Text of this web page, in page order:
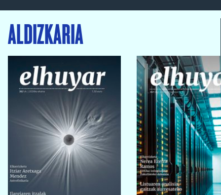
ALDIZKARIA